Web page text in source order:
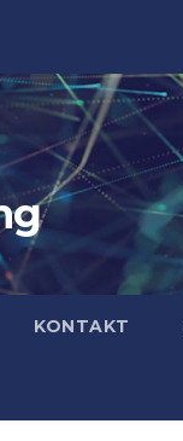
KONTAKT